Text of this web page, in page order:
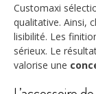
Customaxi
qualitative. Ainsi,
lisibilité. Les
sérieux. Le
valorise une